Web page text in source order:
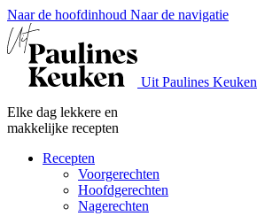
Naar de hoofdinhoud Naar de navigatie
Uit Paulines Keuken
Elke dag lekkere en
makkelijke recepten
Recepten
Voorgerechten
Hoofdgerechten
Nagerechten